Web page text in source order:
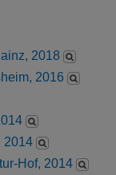
2018
2016
2014
Hof, 2014